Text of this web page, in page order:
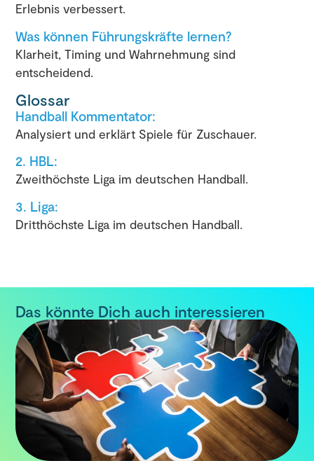
Erlebnis verbessert.
Was können Führungskräfte lernen?
Klarheit, Timing und Wahrnehmung sind
entscheidend.
Glossar
Handball Kommentator:
Analysiert und erklärt Spiele für Zuschauer.
2. HBL:
Zweithöchste Liga im deutschen Handball.
3. Liga:
Dritthöchste Liga im deutschen Handball.
Das könnte Dich auch interessieren